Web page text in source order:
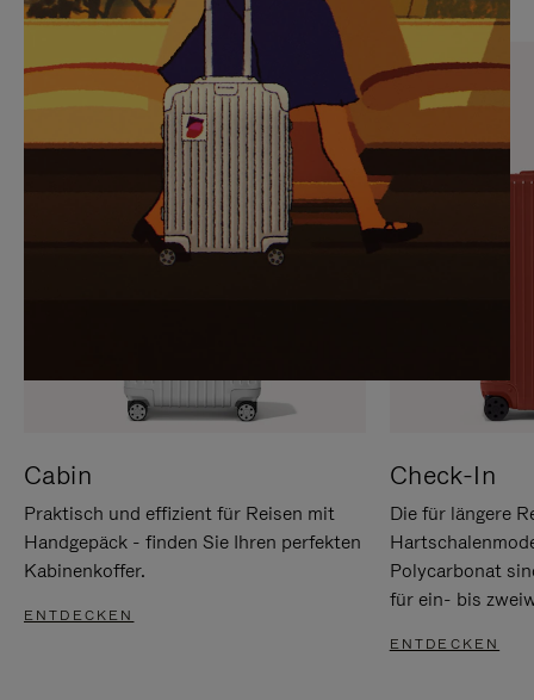
SIE,
UM
ANZUHALTEN
AUFHEBEN
DER
STUMMSCHALTUNG
Cabin
Praktisch und effizient für Reisen mit
Handgepäck - finden Sie Ihren perfekten
Kabinenkoffer.
ENTDECKEN
Check-In
Die für längere
Polycarbonat
für ein- bis
ENTDECKEN